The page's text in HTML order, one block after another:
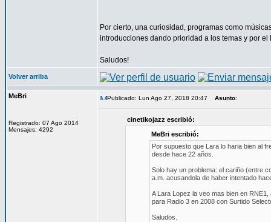
Por cierto, una curiosidad, programas como
introducciones dando prioridad a los temas y por
Saludos!
Volver arriba
MeBri
Registrado: 07 Ago 2014
Mensajes: 4292
Publicado: Lun Ago 27, 2018 20:47 Asunto:
cinetikojazz escribió:
MeBri escribió:
Por supuesto que Lara lo haria bien al
desde hace 22 años.
Solo hay un problema: el cariño (entre
a.m. acusandola de haber intentado
A Lara Lopez la veo mas bien en
para Radio 3 en 2008 con Surtido
Saludos.